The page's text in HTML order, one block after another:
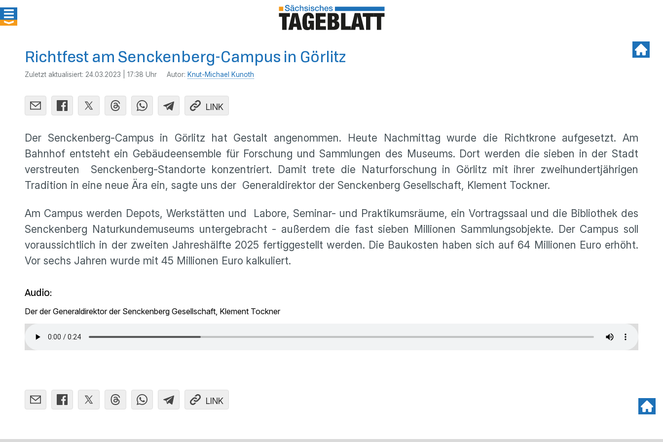
Richtfest am Senckenberg-Campus in Görlitz
Zuletzt aktualisiert: 24.03.2023 | 17:38 Uhr Autor: Knut-Michael Kunoth
LINK
Der Senckenberg-Campus in Görlitz hat Gestalt angenommen. Heute Nachmittag wurde die Richtkrone aufgesetzt. Am
Bahnhof entsteht ein Gebäudeensemble für Forschung und Sammlungen des Museums. Dort werden die sieben in der Stadt
verstreuten Senckenberg-Standorte konzentriert. Damit trete die Naturforschung in Görlitz mit ihrer zweihundertjährigen
Tradition in eine neue Ära ein, sagte uns der Generaldirektor der Senckenberg Gesellschaft, Klement Tockner.
Am Campus werden Depots, Werkstätten und Labore, Seminar- und Praktikumsräume, ein Vortragssaal und die Bibliothek des
Senckenberg Naturkundemuseums untergebracht - außerdem die fast sieben Millionen Sammlungsobjekte. Der Campus soll
voraussichtlich in der zweiten Jahreshälfte 2025 fertiggestellt werden. Die Baukosten haben sich auf 64 Millionen Euro erhöht.
Vor sechs Jahren wurde mit 45 Millionen Euro kalkuliert.
Audio:
Der der Generaldirektor der Senckenberg Gesellschaft, Klement Tockner
LINK